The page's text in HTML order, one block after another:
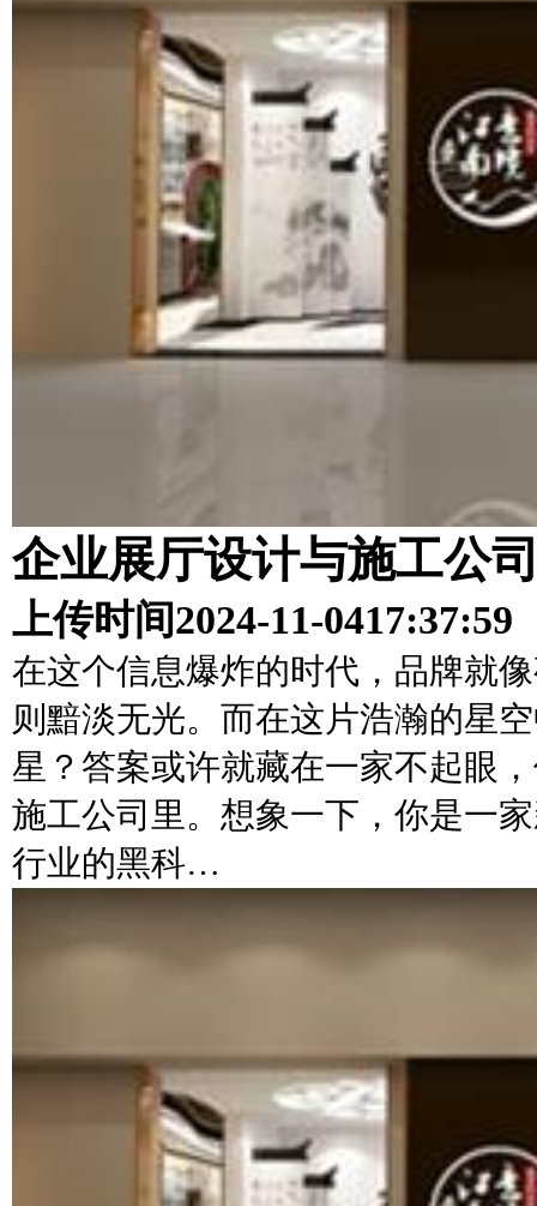
企业展厅设计与施工公
上传时间2024-11-0417:37:59
在这个信息爆炸的时代，品牌就
则黯淡无光。而在这片浩瀚的星
星？答案或许就藏在一家不起眼
施工公司里。想象一下，你是一
行业的黑科…